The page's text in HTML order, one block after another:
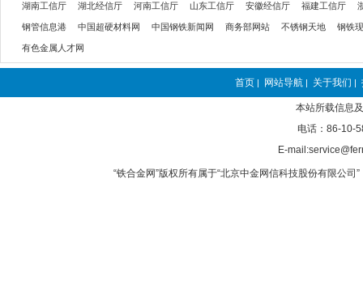
湖南工信厅 湖北经信厅 河南工信厅 山东工信厅 安徽经信厅 福建工信厅
钢管信息港 中国超硬材料网 中国钢铁新闻网 商务部网站 不锈钢天地 钢铁
有色金属人才网
首页 | 网站导航 | 关于我们 |
本站所载信息
电话：86-10-
E-
“铁合金网”版权所有属于“北京中金网信科技股份有限公司